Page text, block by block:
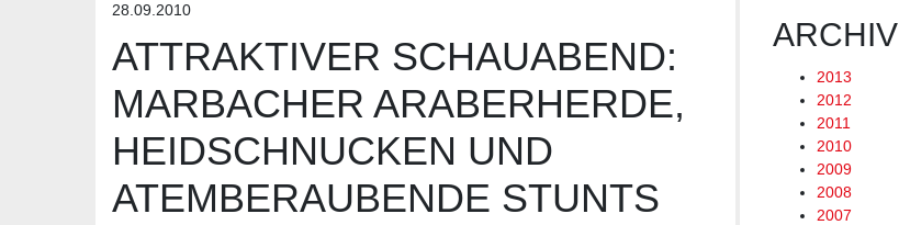
28.09.2010
ATTRAKTIVER SCHAUABEND:
MARBACHER ARABERHERDE,
HEIDSCHNUCKEN UND
ATEMBERAUBENDE STUNTS
ARCHIV
2013
2012
2011
2010
2009
2008
2007